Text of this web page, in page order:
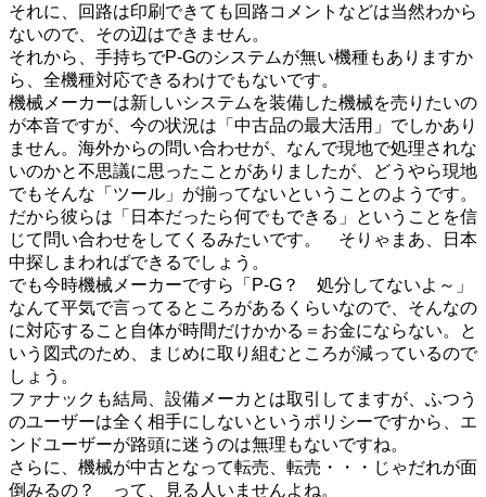
それに、回路は印刷できても回路コメントなどは当然わから
ないので、その辺はできません。
それから、手持ちでP-Gのシステムが無い機種もありますか
ら、全機種対応できるわけでもないです。
機械メーカーは新しいシステムを装備した機械を売りたいの
が本音ですが、今の状況は「中古品の最大活用」でしかあり
ません。海外からの問い合わせが、なんで現地で処理されな
いのかと不思議に思ったことがありましたが、どうやら現地
でもそんな「ツール」が揃ってないということのようです。
だから彼らは「日本だったら何でもできる」ということを信
じて問い合わせをしてくるみたいです。 そりゃまあ、日本
中探しまわればできるでしょう。
でも今時機械メーカーですら「P-G？ 処分してないよ～」
なんて平気で言ってるところがあるくらいなので、そんなの
に対応すること自体が時間だけかかる＝お金にならない。と
いう図式のため、まじめに取り組むところが減っているので
しょう。
ファナックも結局、設備メーカとは取引してますが、ふつう
のユーザーは全く相手にしないというポリシーですから、エ
ンドユーザーが路頭に迷うのは無理もないですね。
さらに、機械が中古となって転売、転売・・・じゃだれが面
倒みるの？ って、見る人いませんよね。